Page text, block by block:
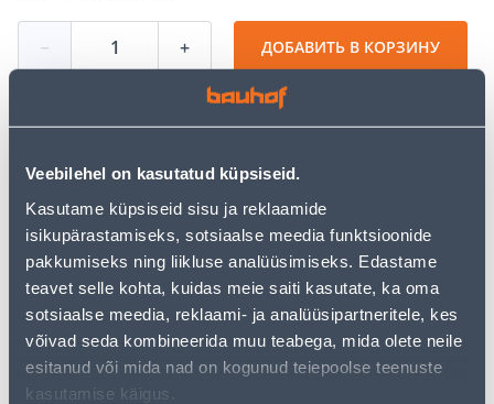
Veebilehel on kasutatud küpsiseid.
Kasutame küpsiseid sisu ja reklaamide
isikupärastamiseks, sotsiaalse meedia funktsioonide
pakkumiseks ning liikluse analüüsimiseks. Edastame
teavet selle kohta, kuidas meie saiti kasutate, ka oma
sotsiaalse meedia, reklaami- ja analüüsipartneritele, kes
võivad seda kombineerida muu teabega, mida olete neile
esitanud või mida nad on kogunud teiepoolse teenuste
kasutamise käigus.
− + ДОБАВИТЬ В КОРЗИНУ
Посмотреть наличие
• 14-päevane tagastusõigus.
• HANKIJA LAOST TELLITAV TOODE
Калькулятор рассрочки
Депозит